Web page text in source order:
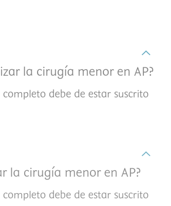
la cirugía menor en AP?
debe de estar suscrito
la cirugía menor en AP?
debe de estar suscrito